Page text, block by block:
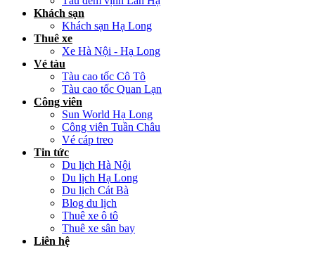
Khách sạn
Khách sạn Hạ Long
Thuê xe
Xe Hà Nội - Hạ Long
Vé tàu
Tàu cao tốc Cô Tô
Tàu cao tốc Quan Lạn
Công viên
Sun World Hạ Long
Công viên Tuần Châu
Vé cáp treo
Tin tức
Du lịch Hà Nội
Du lịch Hạ Long
Du lịch Cát Bà
Blog du lịch
Thuê xe ô tô
Thuê xe sân bay
Liên hệ